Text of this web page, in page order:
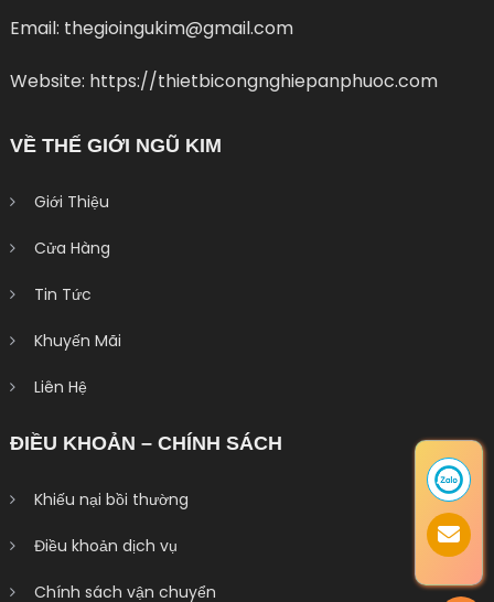
Email: thegioingukim@gmail.com
Website: https://thietbicongnghiepanphuoc.com
VỀ THẾ GIỚI NGŨ KIM
Giới Thiệu
Cửa Hàng
Tin Tức
Khuyến Mãi
Liên Hệ
ĐIỀU KHOẢN – CHÍNH SÁCH
Khiếu nại bồi thường
Điều khoản dịch vụ
Chính sách vận chuyển